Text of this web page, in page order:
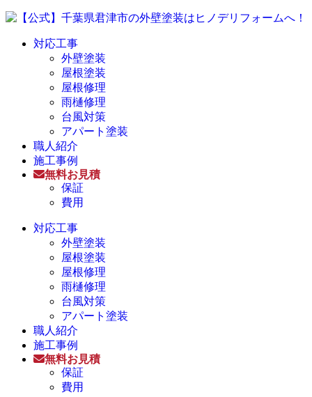
対応工事
外壁塗装
屋根塗装
屋根修理
雨樋修理
台風対策
アパート塗装
職人紹介
施工事例
無料お見積
保証
費用
対応工事
外壁塗装
屋根塗装
屋根修理
雨樋修理
台風対策
アパート塗装
職人紹介
施工事例
無料お見積
保証
費用